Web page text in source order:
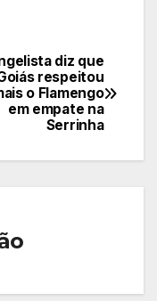
diz que
respeitou
o Flamengo
em empate na
Serrinha